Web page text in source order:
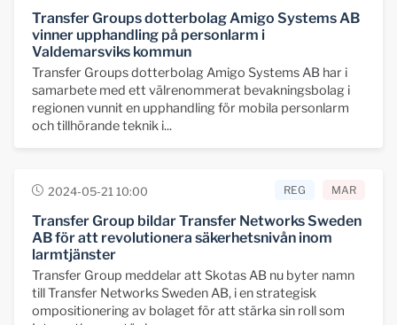
Transfer Groups dotterbolag Amigo Systems AB
vinner upphandling på personlarm i
Valdemarsviks kommun
Transfer Groups dotterbolag Amigo Systems AB har i
samarbete med ett välrenommerat bevakningsbolag i
regionen vunnit en upphandling för mobila personlarm
och tillhörande teknik i...
2024-05-21 10:00 REG MAR
Transfer Group bildar Transfer Networks Sweden
AB för att revolutionera säkerhetsnivån inom
larmtjänster
Transfer Group meddelar att Skotas AB nu byter namn
till Transfer Networks Sweden AB, i en strategisk
ompositionering av bolaget för att stärka sin roll som